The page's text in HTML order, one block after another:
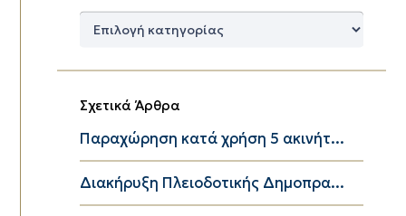
Δημοφιλείς
Σχετικά Άρθρα
Παραχώρηση κατά χρήση 5 ακινήτ...
Διακήρυξη Πλειοδοτικής Δημοπρα...